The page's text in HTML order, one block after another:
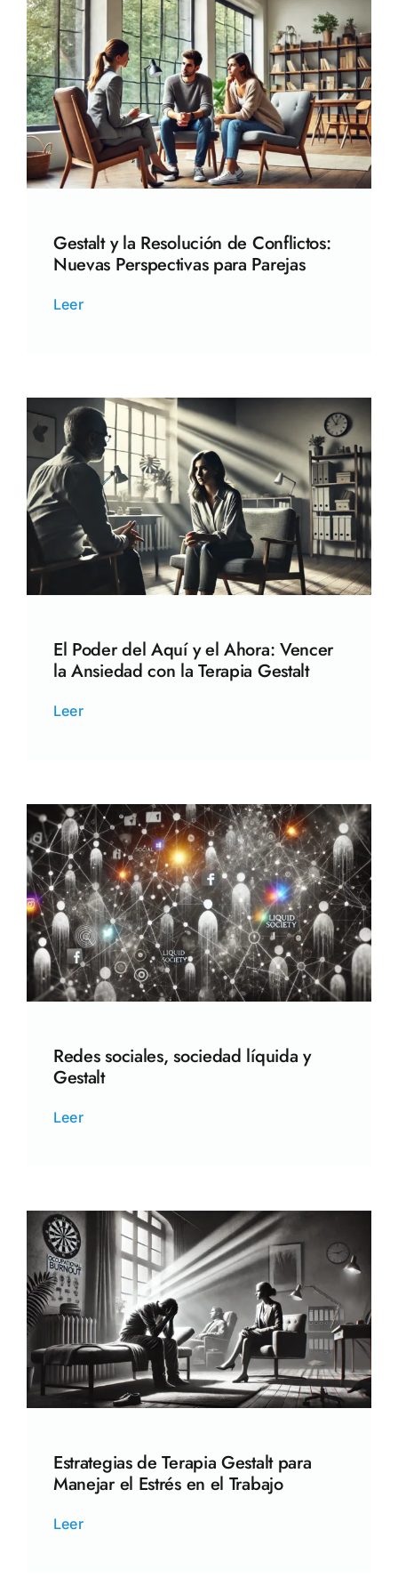
Gestalt y la Resolución de Conflictos:
Nuevas Perspectivas para Parejas
Leer
El Poder del Aquí y el Ahora: Vencer
la Ansiedad con la Terapia Gestalt
Leer
Redes sociales, sociedad líquida y
Gestalt
Leer
Estrategias de Terapia Gestalt para
Manejar el Estrés en el Trabajo
Leer